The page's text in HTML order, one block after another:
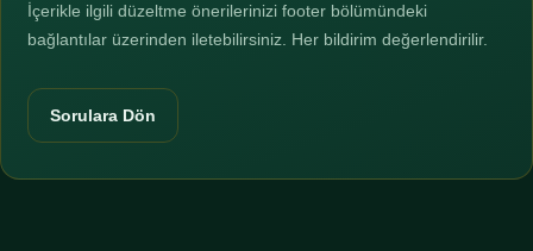
İçerikle ilgili düzeltme önerilerinizi footer bölümündeki
bağlantılar üzerinden iletebilirsiniz. Her bildirim değerlendirilir.
Sorulara Dön